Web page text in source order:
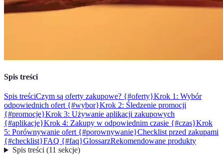
Spis treści
Spis treściCzym są oferty zakupowe? {#oferty}Krok 1: Wybór
odpowiednich ofert {#wybor}Krok 2: Śledzenie promocji
{#promocje}Krok 3: Używanie aplikacji zakupowych
{#aplikacje}Krok 4: Zakupy w odpowiednim czasie {#czas}Krok
5: Porównywanie ofert {#porownywanie}Checklist przed zakupami
{#checklist}FAQ {#faq}GlossarzRekomendowane produkty
Spis treści(11 sekcje)